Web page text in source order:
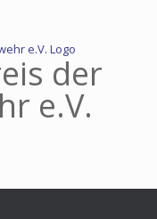
der
e.V.